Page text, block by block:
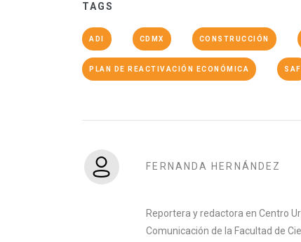
TAGS
ADI CDMX CONSTRUCCIÓN
PLAN DE REACTIVACIÓN ECONÓMICA SAF
FERNANDA HERNÁNDEZ
Reportera y redactora en Centro
Comunicación de la Facultad de